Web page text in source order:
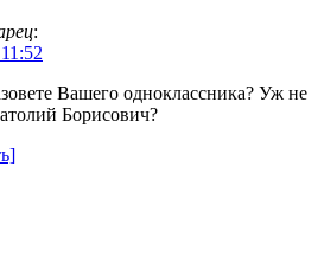
:
Вашего одноклассника? Уж не
Борисович?